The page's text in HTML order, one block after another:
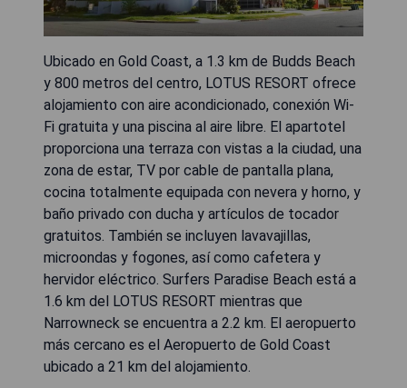
Ubicado en Gold Coast, a 1.3 km de Budds Beach
y 800 metros del centro, LOTUS RESORT ofrece
alojamiento con aire acondicionado, conexión Wi-
Fi gratuita y una piscina al aire libre. El apartotel
proporciona una terraza con vistas a la ciudad, una
zona de estar, TV por cable de pantalla plana,
cocina totalmente equipada con nevera y horno, y
baño privado con ducha y artículos de tocador
gratuitos. También se incluyen lavavajillas,
microondas y fogones, así como cafetera y
hervidor eléctrico. Surfers Paradise Beach está a
1.6 km del LOTUS RESORT mientras que
Narrowneck se encuentra a 2.2 km. El aeropuerto
más cercano es el Aeropuerto de Gold Coast
ubicado a 21 km del alojamiento.